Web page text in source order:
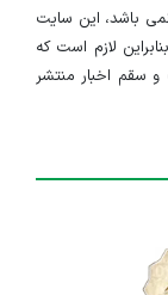
باشد، این سایت
لازم است که
سقم اخبار منتشر